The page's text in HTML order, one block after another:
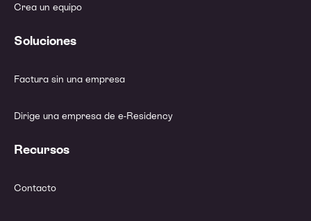
Crea un equipo
Soluciones
Factura sin una empresa
Dirige una empresa de e-Residency
Recursos
Contacto